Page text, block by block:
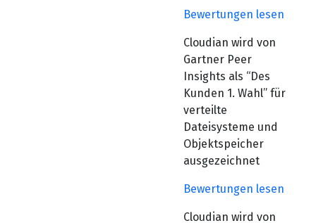
Bewertungen lesen
Cloudian wird von
Gartner Peer
Insights als “Des
Kunden 1. Wahl” für
verteilte
Dateisysteme und
Objektspeicher
ausgezeichnet
Bewertungen lesen
Cloudian wird von